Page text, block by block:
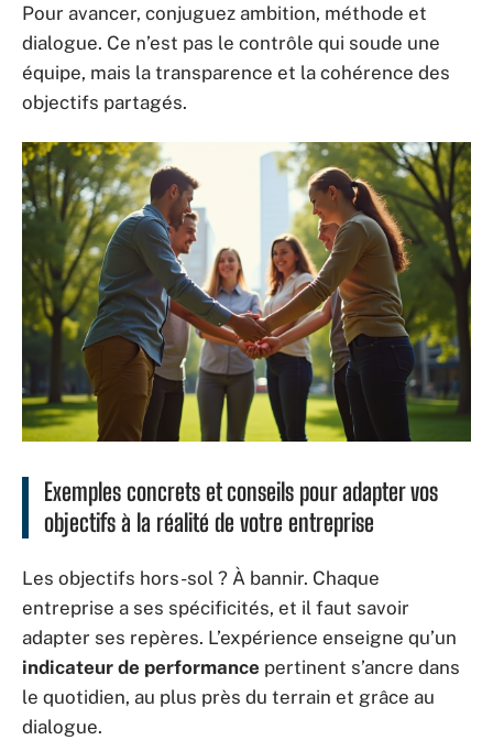
Pour avancer, conjuguez ambition, méthode et
dialogue. Ce n’est pas le contrôle qui soude une
équipe, mais la transparence et la cohérence des
objectifs partagés.
Exemples concrets et conseils pour adapter vos
objectifs à la réalité de votre entreprise
Les objectifs hors-sol ? À bannir. Chaque
entreprise a ses spécificités, et il faut savoir
adapter ses repères. L’expérience enseigne qu’un
indicateur de performance pertinent s’ancre dans
le quotidien, au plus près du terrain et grâce au
dialogue.